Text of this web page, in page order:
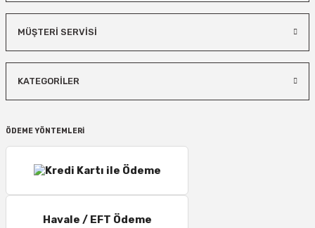
MÜŞTERİ SERVİSİ
KATEGORİLER
ÖDEME YÖNTEMLERİ
Havale / EFT Ödeme